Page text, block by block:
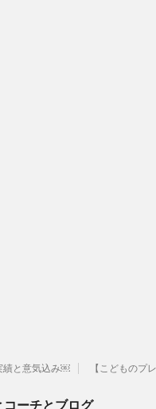
績と意気込み￼ 【こどものプ
コーチとブログ